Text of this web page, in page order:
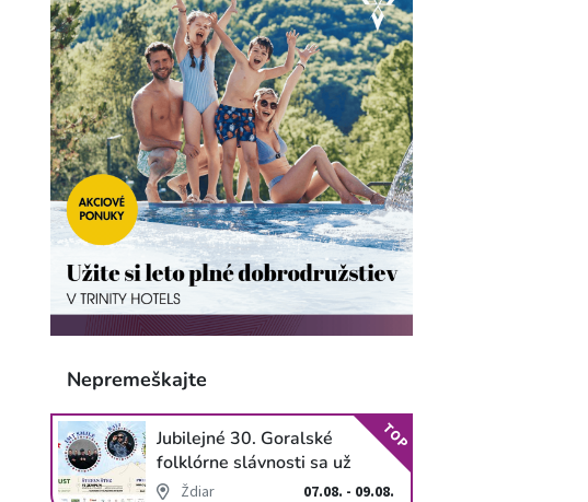
Nepremeškajte
Jubilejné 30. Goralské
folklórne slávnosti sa už
blížiaŽdiar 07.08. - 09.08.
TOP